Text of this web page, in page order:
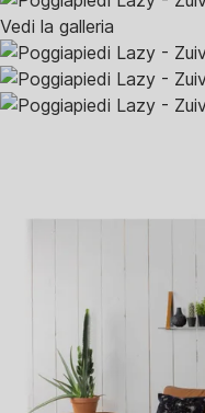
Vedi la galleria